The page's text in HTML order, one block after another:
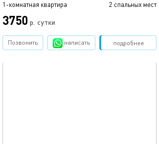
1-комнатная квартира
2 спальных мест
3750 р. сутки
подробнее
Позвонить написать Забронировать